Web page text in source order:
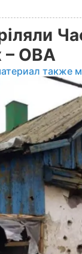
– ОВА
также